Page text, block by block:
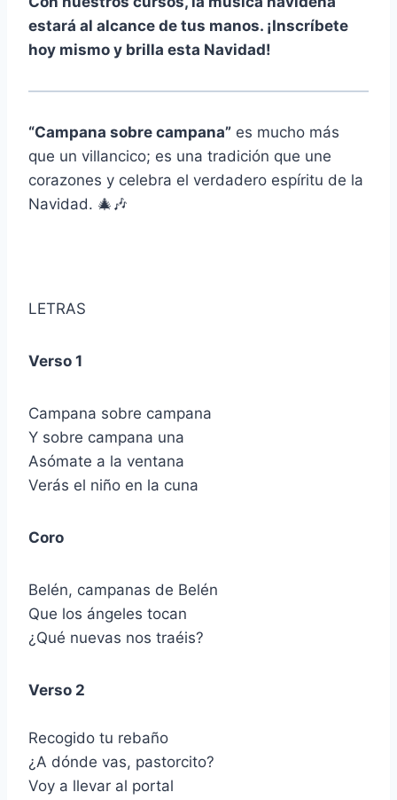
estará al alcance de tus manos. ¡Inscríbete
hoy mismo y brilla esta Navidad!
“Campana sobre campana” es mucho más
que un villancico; es una tradición que une
corazones y celebra el verdadero espíritu de la
Navidad. 🎄🎶
LETRAS
Verso 1
Campana sobre campana
Y sobre campana una
Asómate a la ventana
Verás el niño en la cuna
Coro
Belén, campanas de Belén
Que los ángeles tocan
¿Qué nuevas nos traéis?
Verso 2
Recogido tu rebaño
¿A dónde vas, pastorcito?
Voy a llevar al portal